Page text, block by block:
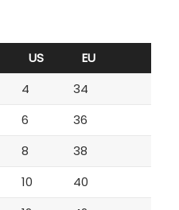
US
EU
4
34
6
36
8
38
10
40